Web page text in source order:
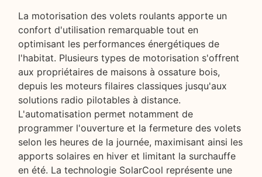
La motorisation des volets roulants apporte un
confort d'utilisation remarquable tout en
optimisant les performances énergétiques de
l'habitat. Plusieurs types de motorisation s'offrent
aux propriétaires de maisons à ossature bois,
depuis les moteurs filaires classiques jusqu'aux
solutions radio pilotables à distance.
L'automatisation permet notamment de
programmer l'ouverture et la fermeture des volets
selon les heures de la journée, maximisant ainsi les
apports solaires en hiver et limitant la surchauffe
en été. La technologie SolarCool représente une